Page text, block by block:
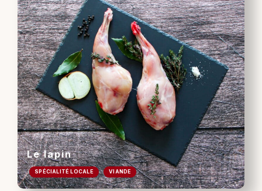
Le lapin
SPÉCIALITÉ LOCALE VIANDE